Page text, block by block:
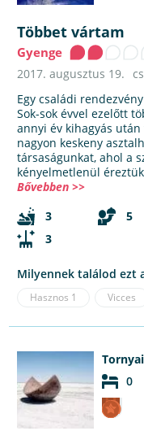
Többet vártam
Gyenge
2017. augusztus 19.
Egy családi
Sok-sok évvel ezelőtt
annyi év kihagyás
nagyon keskeny
társaságunkat, ahol a
kényelmetlenül
Bővebben >>
3
5
3
Milyennek találod ezt
Hasznos 1 Vicces
Tornyai
0